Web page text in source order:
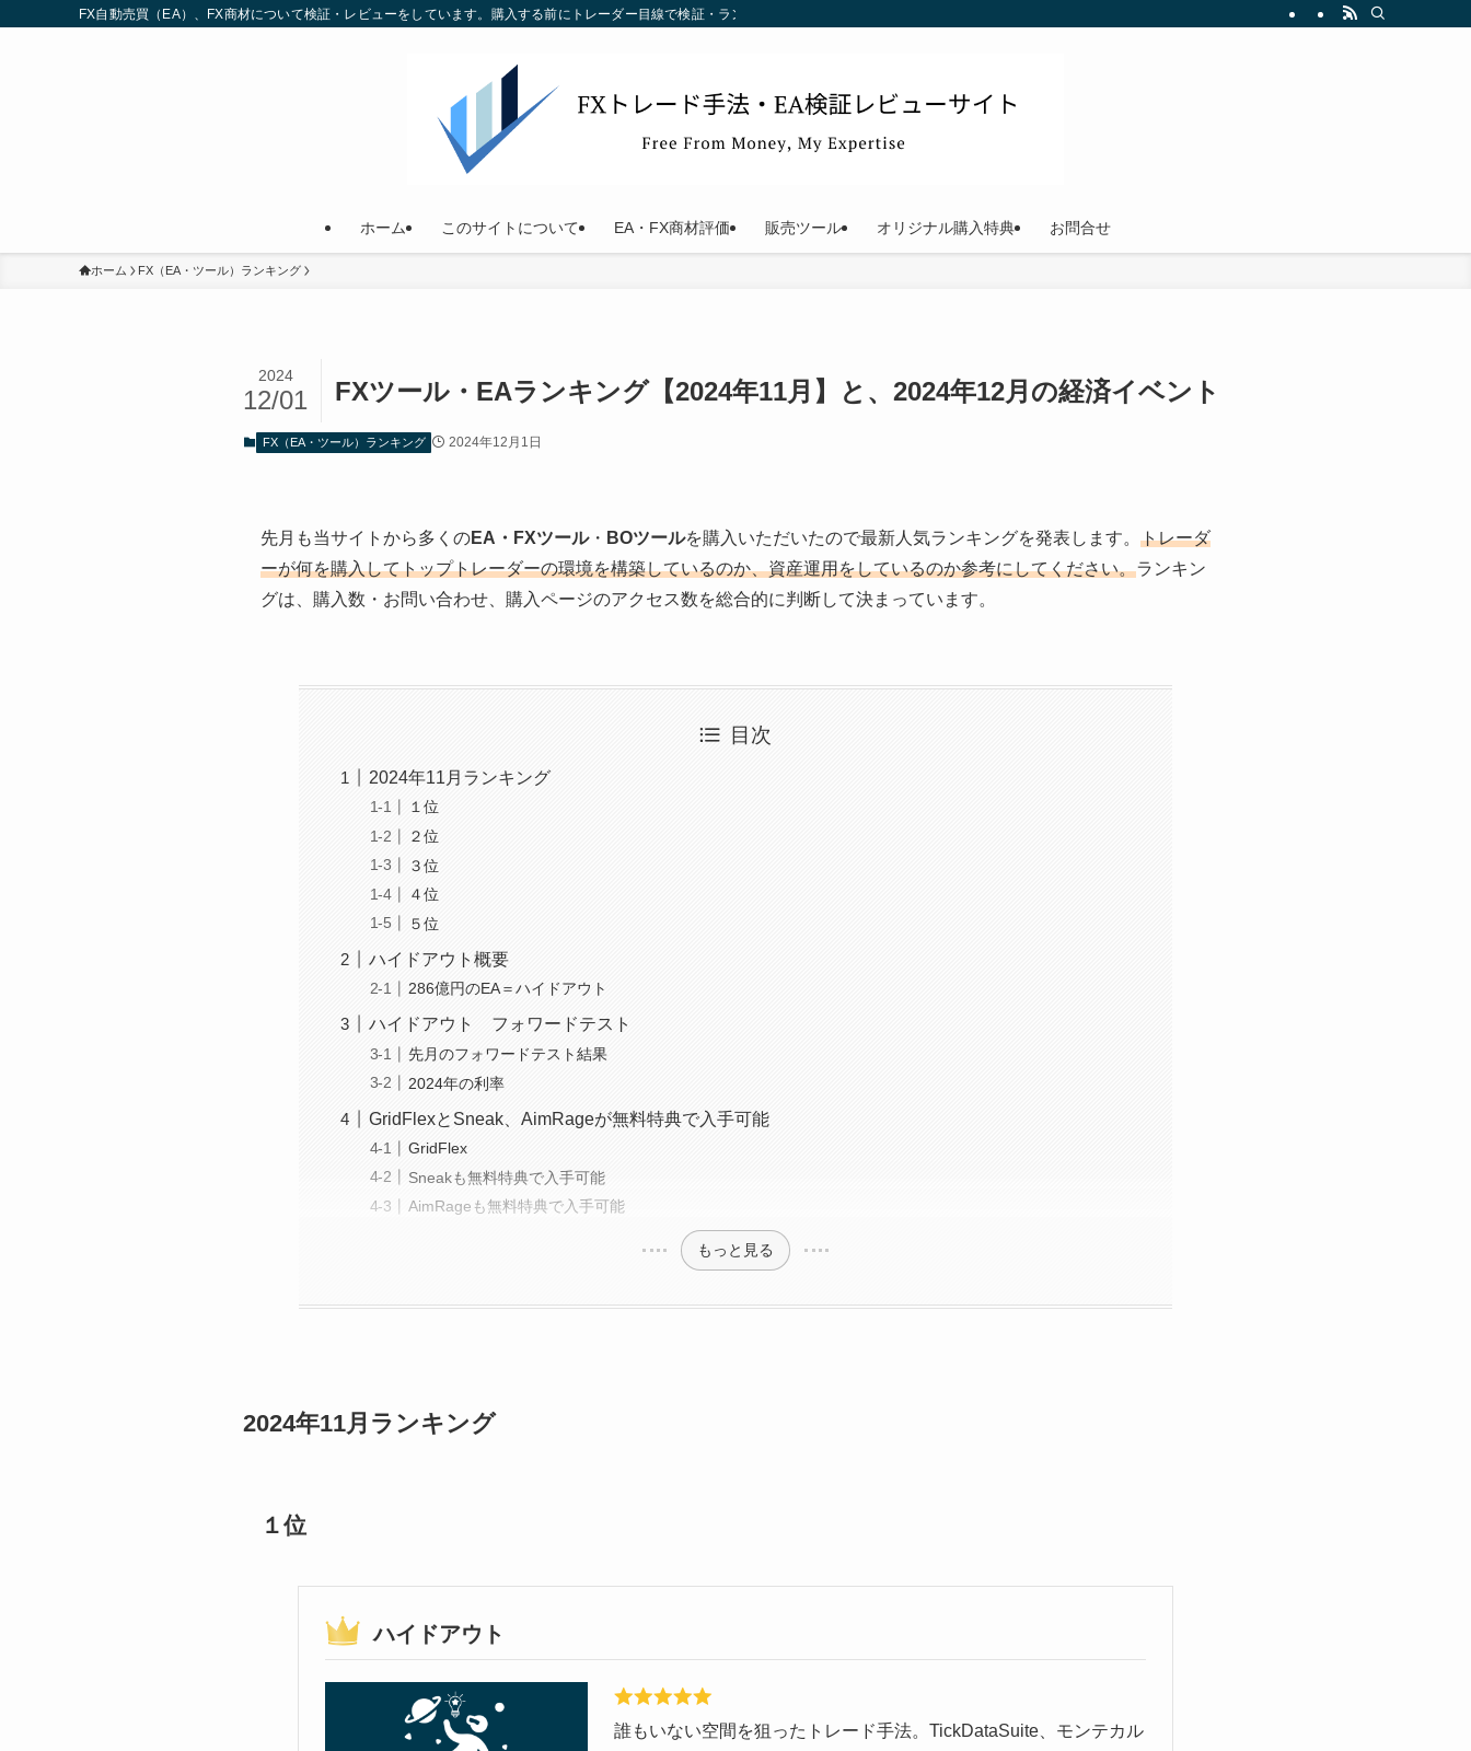
FX自動売買（EA）、FX商材について検証・レビューをしています。購入する前にトレーダー目線で検証・ランキング化している当サイトをご利用ください
ホーム このサイトについて EA・FX商材評価 販売ツール オリジナル購入特典 お問合せ
ホーム FX（EA・ツール）ランキング
FXツール・EAランキング【2024年11月】と、2024年12月の経済イベント
2024
12/01
FX（EA・ツール）ランキング 2024年12月1日
先月も当サイトから多くのEA・FXツール・ BOツールを購入いただいたので最新人気ランキングを発表します。 トレーダ
ーが何を購入してトップトレーダーの環境を構築しているのか、資産運用をしているのか参考にしてください。ランキン
グは、購入数・お問い合わせ、購入ページのアクセス数を総合的に判断して決まっています。
目次
2024年11月ランキング
１位
２位
３位
４位
５位
ハイドアウト概要
286億円のEA＝ハイドアウト
ハイドアウト フォワードテスト
先月のフォワードテスト結果
2024年の利率
GridFlexとSneak、AimRageが無料特典で入手可能
GridFlex
Sneakも無料特典で入手可能
AimRageも無料特典で入手可能
もっと見る
2024年11月ランキング
１位
ハイドアウト
誰もいない空間を狙ったトレード手法。TickDataSuite、モンテカル